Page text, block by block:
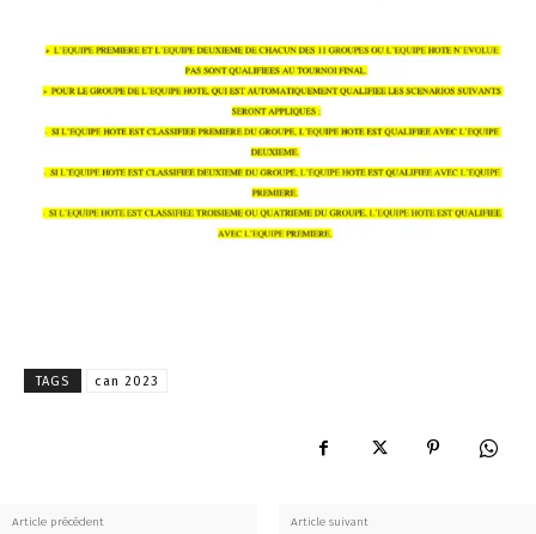
TAGS can 2023
Article précédent Article suivant